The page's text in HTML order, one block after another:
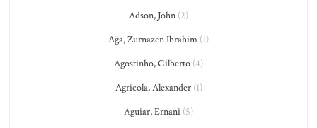
Adson, John (2)
Ağa, Zurnazen Ibrahim (1)
Agostinho, Gilberto (4)
Agricola, Alexander(1)
Aguiar, Ernani (5)